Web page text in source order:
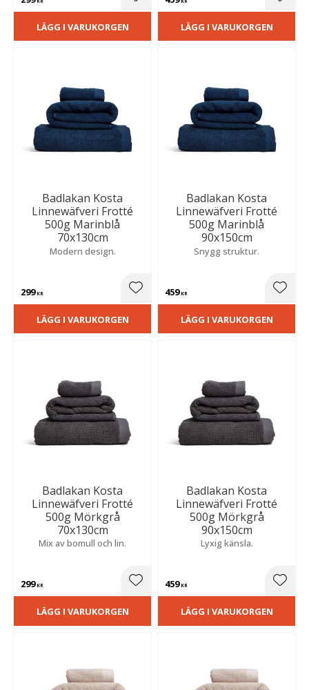
Lägg till i favoriter
LÄGG I VARUKORGEN LÄGG I VARUKORGEN
Badlakan Kosta
Linnewäfveri Frotté
500g Marinblå
70x130cm
Modern design.
299KR Lägg till i favoriter
LÄGG I VARUKORGEN
Badlakan Kosta
Linnewäfveri Frotté
500g Marinblå
90x150cm
Snygg struktur.
459KR
LÄGG I VARUKORGEN
Badlakan Kosta
Linnewäfveri Frotté
500g Mörkgrå
70x130cm
Mix av bomull och lin.
299KR Lägg till i favoriter
LÄGG I VARUKORGEN
Badlakan Kosta
Linnewäfveri Frotté
500g Mörkgrå
90x150cm
Lyxig känsla.
459KR
LÄGG I VARUKORGEN